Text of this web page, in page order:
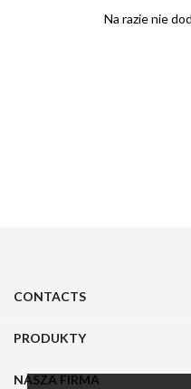
Na razie nie
CONTACTS
PRODUKTY
NASZA FIRMA